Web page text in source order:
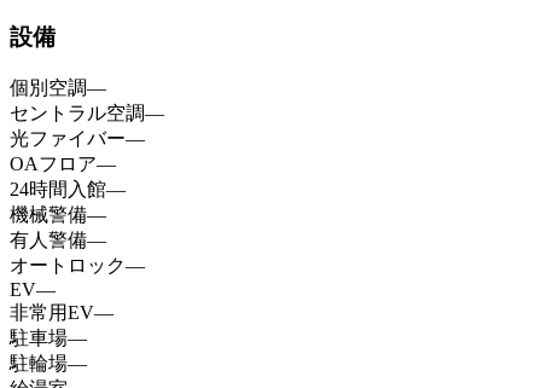
設備
個別空調—
セントラル空調—
光ファイバー—
OAフロア—
24時間入館—
機械警備—
有人警備—
オートロック—
EV—
非常用EV—
駐車場—
駐輪場—